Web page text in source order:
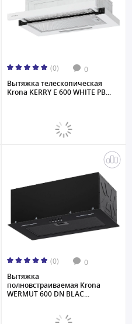
(0) 0
Вытяжка телескопическая
Krona KERRY E 600 WHITE PB...
(0) 0
Вытяжка
полновстраиваемая Krona
WERMUT 600 DN BLAC...